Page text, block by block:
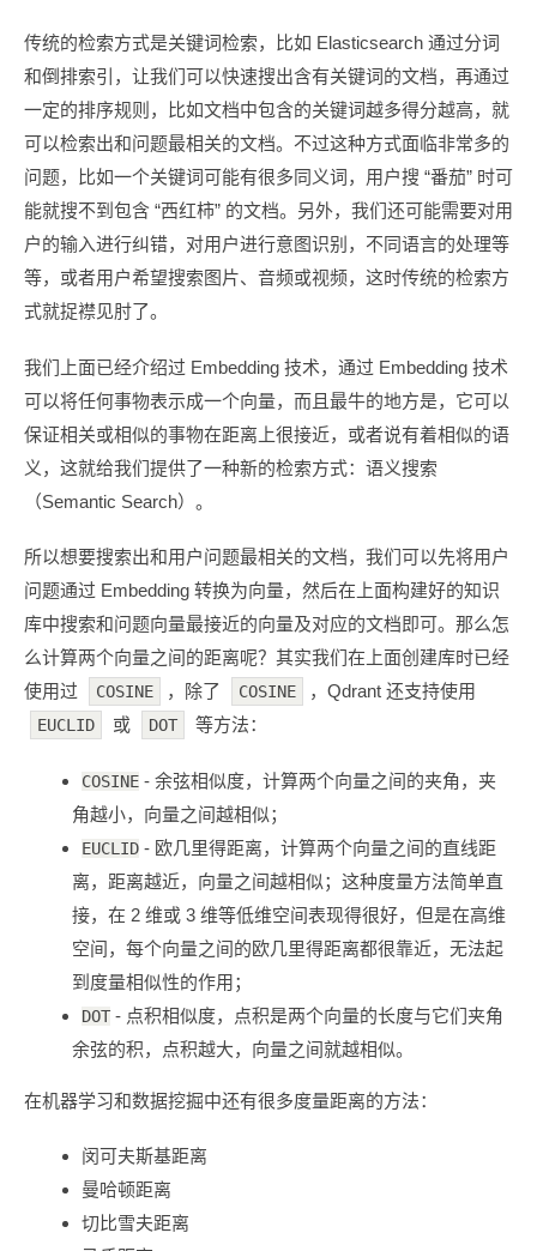
传统的检索方式是关键词检索，比如 Elasticsearch 通过分词
和倒排索引，让我们可以快速搜出含有关键词的文档，再通过
一定的排序规则，比如文档中包含的关键词越多得分越高，就
可以检索出和问题最相关的文档。不过这种方式面临非常多的
问题，比如一个关键词可能有很多同义词，用户搜 “番茄” 时可
能就搜不到包含 “西红柿” 的文档。另外，我们还可能需要对用
户的输入进行纠错，对用户进行意图识别，不同语言的处理等
等，或者用户希望搜索图片、音频或视频，这时传统的检索方
式就捉襟见肘了。
我们上面已经介绍过 Embedding 技术，通过 Embedding 技术
可以将任何事物表示成一个向量，而且最牛的地方是，它可以
保证相关或相似的事物在距离上很接近，或者说有着相似的语
义，这就给我们提供了一种新的检索方式：语义搜索
（Semantic Search）。
所以想要搜索出和用户问题最相关的文档，我们可以先将用户
问题通过 Embedding 转换为向量，然后在上面构建好的知识
库中搜索和问题向量最接近的向量及对应的文档即可。那么怎
么计算两个向量之间的距离呢？其实我们在上面创建库时已经
使用过
COSINE ，除了 COSINE ，Qdrant 还支持使用
EUCLID 或 DOT 等方法：
COSINE- 余弦相似度，计算两个向量之间的夹角，夹
角越小，向量之间越相似；
EUCLID- 欧几里得距离，计算两个向量之间的直线距
离，距离越近，向量之间越相似；这种度量方法简单直
接，在 2 维或 3 维等低维空间表现得很好，但是在高维
空间，每个向量之间的欧几里得距离都很靠近，无法起
到度量相似性的作用；
DOT- 点积相似度，点积是两个向量的长度与它们夹角
余弦的积，点积越大，向量之间就越相似。
在机器学习和数据挖掘中还有很多度量距离的方法：
闵可夫斯基距离
曼哈顿距离
切比雪夫距离